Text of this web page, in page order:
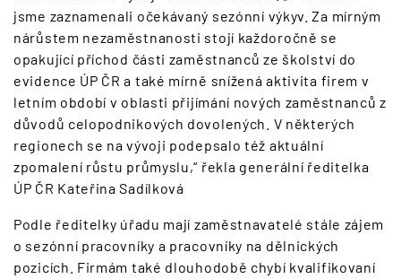
jsme zaznamenali očekávaný sezónní výkyv. Za mírným
nárůstem nezaměstnanosti stojí každoročně se
opakující příchod části zaměstnanců ze školství do
evidence ÚP ČR a také mírně snížená aktivita firem v
letním období v oblasti přijímání nových zaměstnanců z
důvodů celopodnikových dovolených. V některých
regionech se na vývoji podepsalo též aktuální
zpomalení růstu průmyslu,“ řekla generální ředitelka
ÚP ČR Kateřina Sadílková
Podle ředitelky úřadu mají zaměstnavatelé stále zájem
o sezónní pracovníky a pracovníky na dělnických
pozicích. Firmám také dlouhodobě chybí kvalifikovaní